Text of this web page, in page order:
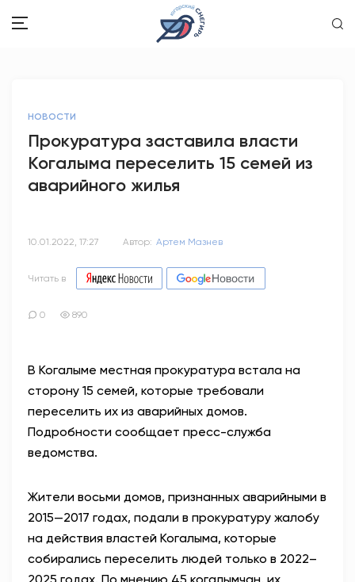
ОБРАЗОВАНИЕ
КУЛЬТУРА
СПОРТ
АНТИТЕРРОР
НОВОСТИ
82,61 95,29
НОВОСТИ
Прокуратура заставила власти
Когалыма переселить 15 семей из
аварийного жилья
10.01.2022, 17:27 Автор: Артем Мазнев
Читать в
0 890
В Когалыме местная прокуратура встала на
сторону 15 семей, которые требовали
переселить их из аварийных домов.
Подробности сообщает пресс-служба
ведомства.
Жители восьми домов, признанных аварийными в
2015—2017 годах, подали в прокуратуру жалобу
на действия властей Когалыма, которые
собирались переселить людей только в 2022–